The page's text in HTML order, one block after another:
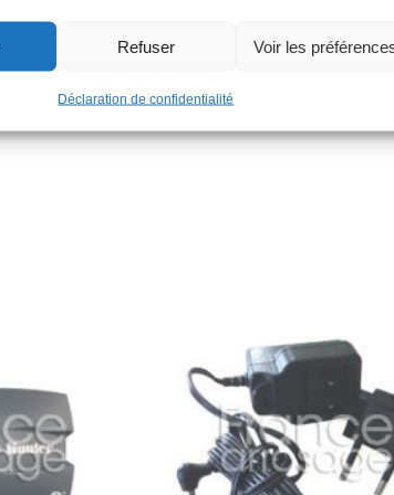
Refuser Voir les
Déclaration de confidentialité